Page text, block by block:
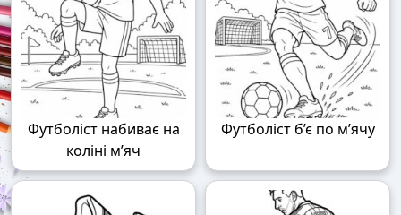
Футболіст набиває на
коліні м’яч
Футболіст б’є по м’ячу